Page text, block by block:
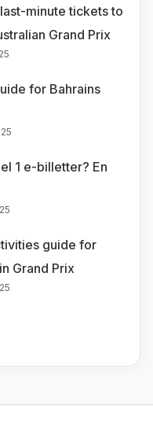
minute tickets to
Grand Prix
for Bahrains
1 e-billetter? En
guide for
Grand Prix